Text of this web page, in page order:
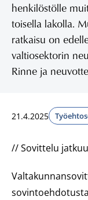
henkilöstölle
toisella lakolla.
ratkaisu on
valtiosektorin
Rinne ja
21.4.2025
// Sovittelu